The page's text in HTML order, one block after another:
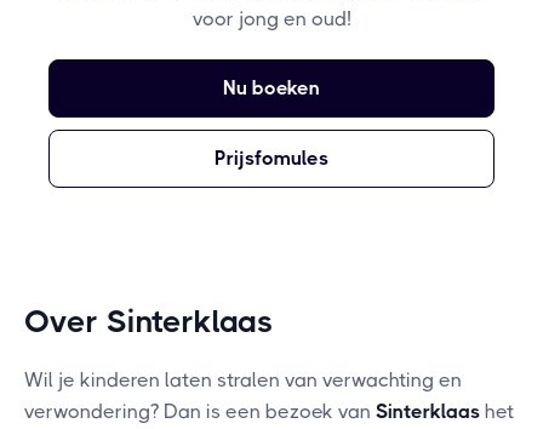
voor jong en oud!
Nu boeken
Prijsfomules
Over Sinterklaas
Wil je kinderen laten stralen van verwachting en
verwondering? Dan is een bezoek van Sinterklaas het